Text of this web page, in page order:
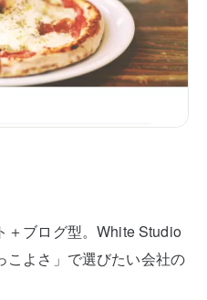
＋ブログ型。White Studio
こよさ」で選びたい会社の